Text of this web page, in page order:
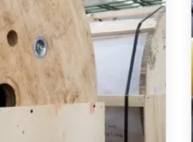
রোল শক্তিশালী পলিমার
সদস্য সহজ ইনস্টলেশন পদ্ধতি
নির্মাণ প্রক্রিয়া নিশ্চিত
The Fiber Reinforced
Member, commonly